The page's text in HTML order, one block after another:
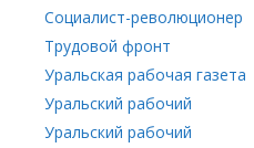
Социалист-революционер
Трудовой фронт
Уральская рабочая газета
Уральский рабочий
Уральский рабочий